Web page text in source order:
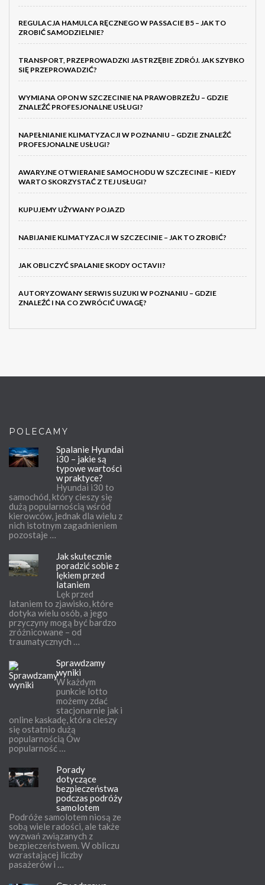
REGULACJA HAMULCA RĘCZNEGO W PASSACIE B5 – JAK TO
ZROBIĆ SAMODZIELNIE?
TRANSPORT, PRZEPROWADZKI JASTRZĘBIE ZDRÓJ. JAK SZYBKO
SIĘ PRZEPROWADZIĆ?
WYMIANA OPON W SZCZECINIE NA PRAWOBRZEŻU – GDZIE
ZNALEŹĆ PROFESJONALNE USŁUGI?
NAPEŁNIANIE KLIMATYZACJI W POZNANIU – GDZIE ZNALEŹĆ
PROFESJONALNE USŁUGI?
AWARYJNE OTWIERANIE SAMOCHODU W SZCZECINIE – KIEDY
WARTO SKORZYSTAĆ Z TEJ USŁUGI?
KUPUJEMY UŻYWANY POJAZD
NABIJANIE KLIMATYZACJI W SZCZECINIE – JAK TO ZROBIĆ?
JAK OBLICZYĆ SPALANIE SKODY OCTAVII?
AUTORYZOWANY SERWIS SUZUKI W POZNANIU – GDZIE
ZNALEŹĆ I NA CO ZWRÓCIĆ UWAGĘ?
POLECAMY
Spalanie Hyundai
i30 – jakie są
typowe wartości
w praktyce?
Hyundai i30 to
samochód, który cieszy się
dużą popularnością wśród
kierowców, jednak dla wielu z
nich istotnym zagadnieniem
pozostaje …
Jak skutecznie
poradzić sobie z
lękiem przed
lataniem
Lęk przed
lataniem to zjawisko, które
dotyka wielu osób, a jego
przyczyny mogą być bardzo
zróżnicowane – od
traumatycznych …
Sprawdzamy
wyniki
W każdym
punkcie lotto
możemy zdać
stacjonarnie jak i
online kaskadę, która cieszy
się ostatnio dużą
popularnością Ów
popularność …
Porady
dotyczące
bezpieczeństwa
podczas podróży
samolotem
Podróże samolotem niosą ze
sobą wiele radości, ale także
wyzwań związanych z
bezpieczeństwem. W obliczu
wzrastającej liczby
pasażerów i …